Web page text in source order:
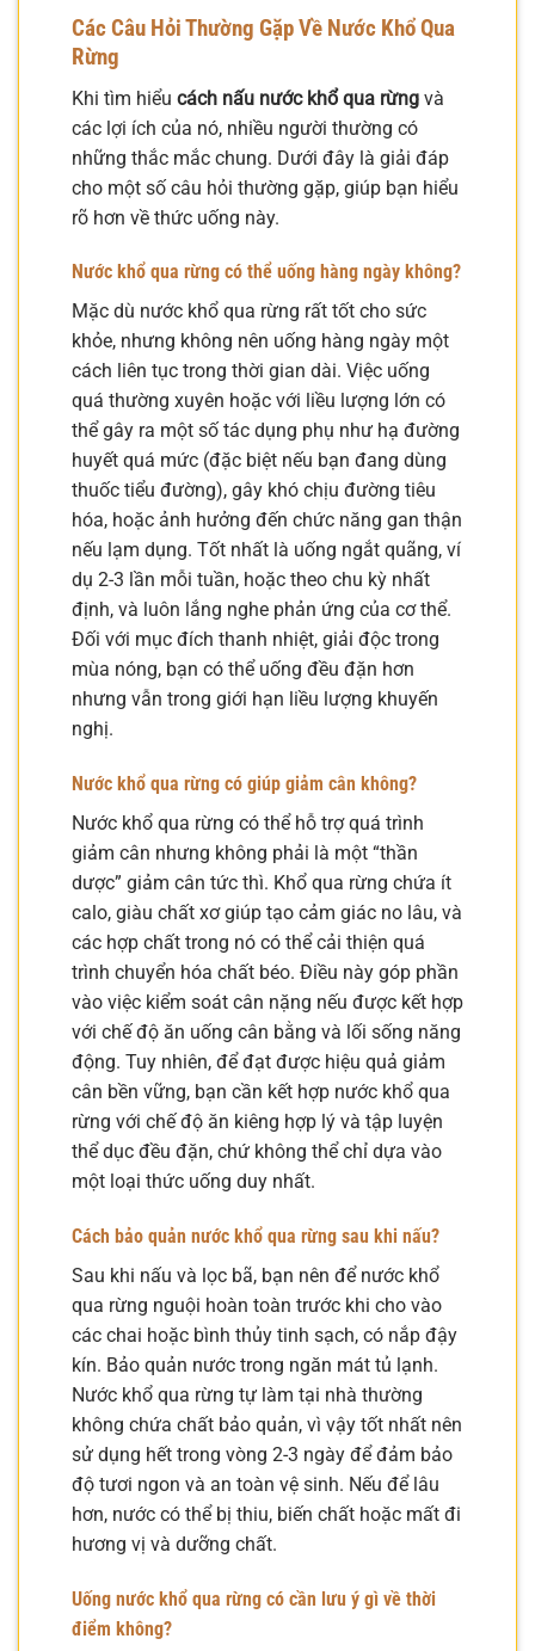
Các Câu Hỏi Thường Gặp Về Nước Khổ Qua
Rừng
Khi tìm hiểu cách nấu nước khổ qua rừng và
các lợi ích của nó, nhiều người thường có
những thắc mắc chung. Dưới đây là giải đáp
cho một số câu hỏi thường gặp, giúp bạn hiểu
rõ hơn về thức uống này.
Nước khổ qua rừng có thể uống hàng ngày không?
Mặc dù nước khổ qua rừng rất tốt cho sức
khỏe, nhưng không nên uống hàng ngày một
cách liên tục trong thời gian dài. Việc uống
quá thường xuyên hoặc với liều lượng lớn có
thể gây ra một số tác dụng phụ như hạ đường
huyết quá mức (đặc biệt nếu bạn đang dùng
thuốc tiểu đường), gây khó chịu đường tiêu
hóa, hoặc ảnh hưởng đến chức năng gan thận
nếu lạm dụng. Tốt nhất là uống ngắt quãng, ví
dụ 2-3 lần mỗi tuần, hoặc theo chu kỳ nhất
định, và luôn lắng nghe phản ứng của cơ thể.
Đối với mục đích thanh nhiệt, giải độc trong
mùa nóng, bạn có thể uống đều đặn hơn
nhưng vẫn trong giới hạn liều lượng khuyến
nghị.
Nước khổ qua rừng có giúp giảm cân không?
Nước khổ qua rừng có thể hỗ trợ quá trình
giảm cân nhưng không phải là một “thần
dược” giảm cân tức thì. Khổ qua rừng chứa ít
calo, giàu chất xơ giúp tạo cảm giác no lâu, và
các hợp chất trong nó có thể cải thiện quá
trình chuyển hóa chất béo. Điều này góp phần
vào việc kiểm soát cân nặng nếu được kết hợp
với chế độ ăn uống cân bằng và lối sống năng
động. Tuy nhiên, để đạt được hiệu quả giảm
cân bền vững, bạn cần kết hợp nước khổ qua
rừng với chế độ ăn kiêng hợp lý và tập luyện
thể dục đều đặn, chứ không thể chỉ dựa vào
một loại thức uống duy nhất.
Cách bảo quản nước khổ qua rừng sau khi nấu?
Sau khi nấu và lọc bã, bạn nên để nước khổ
qua rừng nguội hoàn toàn trước khi cho vào
các chai hoặc bình thủy tinh sạch, có nắp đậy
kín. Bảo quản nước trong ngăn mát tủ lạnh.
Nước khổ qua rừng tự làm tại nhà thường
không chứa chất bảo quản, vì vậy tốt nhất nên
sử dụng hết trong vòng 2-3 ngày để đảm bảo
độ tươi ngon và an toàn vệ sinh. Nếu để lâu
hơn, nước có thể bị thiu, biến chất hoặc mất đi
hương vị và dưỡng chất.
Uống nước khổ qua rừng có cần lưu ý gì về thời
điểm không?